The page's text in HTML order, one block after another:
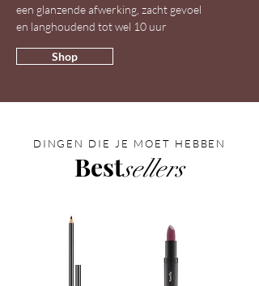
een glanzende afwerking, zacht gevoel
en langhoudend tot wel 10 uur
Shop
DINGEN DIE JE MOET HEBBEN
Bestsellers